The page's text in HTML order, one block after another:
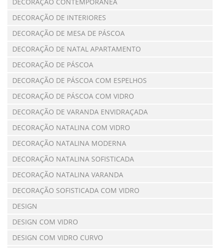
DECORAÇÃO DE INTERIORES
DECORAÇÃO DE MESA DE PÁSCOA
DECORAÇÃO DE NATAL APARTAMENTO
DECORAÇÃO DE PÁSCOA
DECORAÇÃO DE PÁSCOA COM ESPELHOS
DECORAÇÃO DE PÁSCOA COM VIDRO
DECORAÇÃO DE VARANDA ENVIDRAÇADA
DECORAÇÃO NATALINA COM VIDRO
DECORAÇÃO NATALINA MODERNA
DECORAÇÃO NATALINA SOFISTICADA
DECORAÇÃO NATALINA VARANDA
DECORAÇÃO SOFISTICADA COM VIDRO
DESIGN
DESIGN COM VIDRO
DESIGN COM VIDRO CURVO